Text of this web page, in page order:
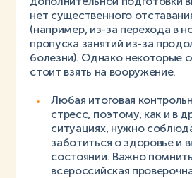
нет существенного
(например, из-за перехода в
пропуска занятий из-за
болезни). Однако некоторые
стоит взять на вооружение.
Любая итоговая
стресс, поэтому, как и в
ситуациях, нужно
заботиться о здоровье и
состоянии. Важно
всероссийская